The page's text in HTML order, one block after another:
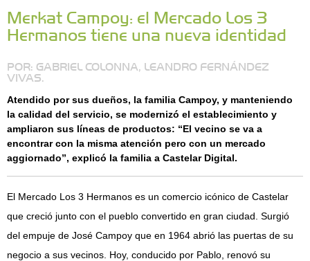
Merkat Campoy: el Mercado Los 3
Hermanos tiene una nueva identidad
POR: GABRIEL COLONNA, LEANDRO FERNÁNDEZ
VIVAS.
Atendido por sus dueños, la familia Campoy, y manteniendo
la calidad del servicio, se modernizó el establecimiento y
ampliaron sus líneas de productos: “El vecino se va a
encontrar con la misma atención pero con un mercado
aggiornado”, explicó la familia a Castelar Digital.
El Mercado Los 3 Hermanos es un comercio icónico de Castelar
que creció junto con el pueblo convertido en gran ciudad. Surgió
del empuje de José Campoy que en 1964 abrió las puertas de su
negocio a sus vecinos. Hoy, conducido por Pablo, renovó su